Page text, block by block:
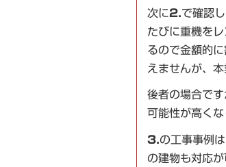
次に2.で確認
たびに重機を
るので金額的
えませんが、
後者の場合で
可能性が高く
3.の工事事例
の建物も対応